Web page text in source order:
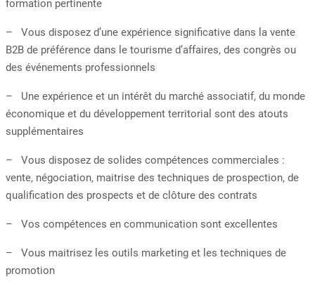
formation pertinente
– Vous disposez d’une expérience significative dans la vente
B2B de préférence dans le tourisme d’affaires, des congrès ou
des événements professionnels
– Une expérience et un intérêt du marché associatif, du monde
économique et du développement territorial sont des atouts
supplémentaires
– Vous disposez de solides compétences commerciales :
vente, négociation, maitrise des techniques de prospection, de
qualification des prospects et de clôture des contrats
– Vos compétences en communication sont excellentes
– Vous maitrisez les outils marketing et les techniques de
promotion